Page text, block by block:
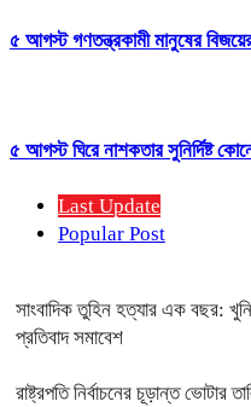
৫ আগস্ট গণতন্ত্রকামী মানুষের
৫ আগস্ট ঘিরে নাশকতার সুনির্দিষ্ট
Last Update
Popular Post
সাংবাদিক তুহিন হত্যার এক বছর:
প্রতিবাদ সমাবেশ
রাষ্ট্রপতি নির্বাচনের চূড়ান্ত ভোটার